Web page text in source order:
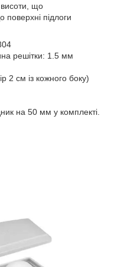
що
поверхні підлоги
решітки: 1.5 мм
2 см із кожного боку)
на 50 мм у комплекті.